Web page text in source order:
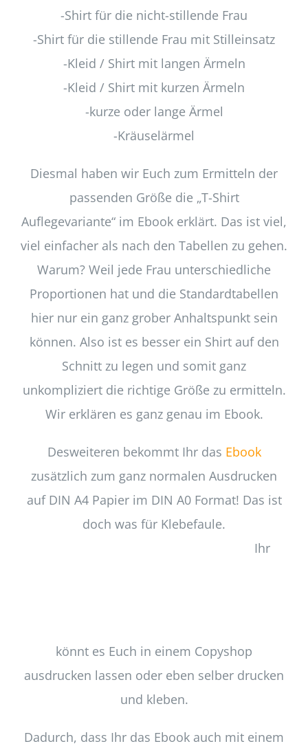
-Shirt für die nicht-stillende Frau
-Shirt für die stillende Frau mit Stilleinsatz
-Kleid / Shirt mit langen Ärmeln
-Kleid / Shirt mit kurzen Ärmeln
-kurze oder lange Ärmel
-Kräuselärmel
Diesmal haben wir Euch zum Ermitteln der
passenden Größe die „T-Shirt
Auflegevariante“ im Ebook erklärt. Das ist viel,
viel einfacher als nach den Tabellen zu gehen.
Warum? Weil jede Frau unterschiedliche
Proportionen hat und die Standardtabellen
hier nur ein ganz grober Anhaltspunkt sein
können. Also ist es besser ein Shirt auf den
Schnitt zu legen und somit ganz
unkompliziert die richtige Größe zu ermitteln.
Wir erklären es ganz genau im Ebook.
Desweiteren bekommt Ihr das Ebook
zusätzlich zum ganz normalen Ausdrucken
auf DIN A4 Papier im DIN A0 Format! Das ist
doch was für Klebefaule.
Ihr
könnt es Euch in einem Copyshop
ausdrucken lassen oder eben selber drucken
und kleben.
Dadurch, dass Ihr das Ebook auch mit einem